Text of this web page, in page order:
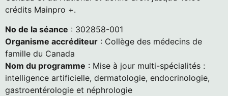
crédits Mainpro +.
No de la séance : 302858-001
Organisme accréditeur : Collège des médecins de
famille du Canada
Nom du programme : Mise à jour multi-spécialités :
intelligence artificielle, dermatologie, endocrinologie,
gastroentérologie et néphrologie